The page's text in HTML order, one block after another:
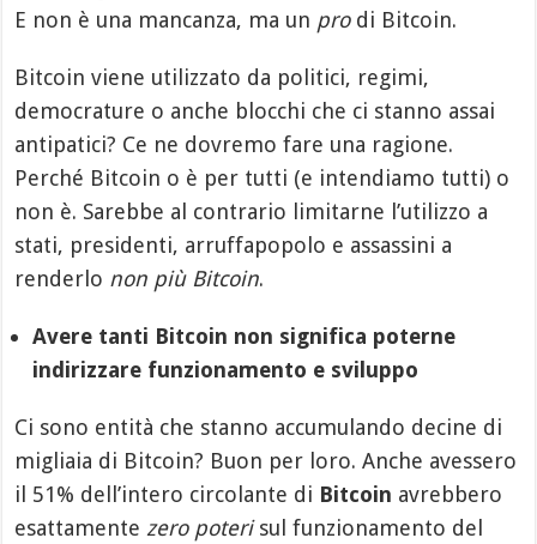
E non è una mancanza, ma un prodi Bitcoin.
Bitcoin viene utilizzato da politici, regimi,
democrature o anche blocchi che ci stanno assai
antipatici? Ce ne dovremo fare una ragione.
Perché Bitcoin o è per tutti (e intendiamo tutti) o
non è. Sarebbe al contrario limitarne l’utilizzo a
stati, presidenti, arruffapopolo e assassini a
renderlo non più Bitcoin.
Avere tanti Bitcoin non significa poterne
indirizzare funzionamento e sviluppo
Ci sono entità che stanno accumulando decine di
migliaia di Bitcoin? Buon per loro. Anche avessero
il 51% dell’intero circolante di Bitcoin avrebbero
esattamente zero poterisul funzionamento del